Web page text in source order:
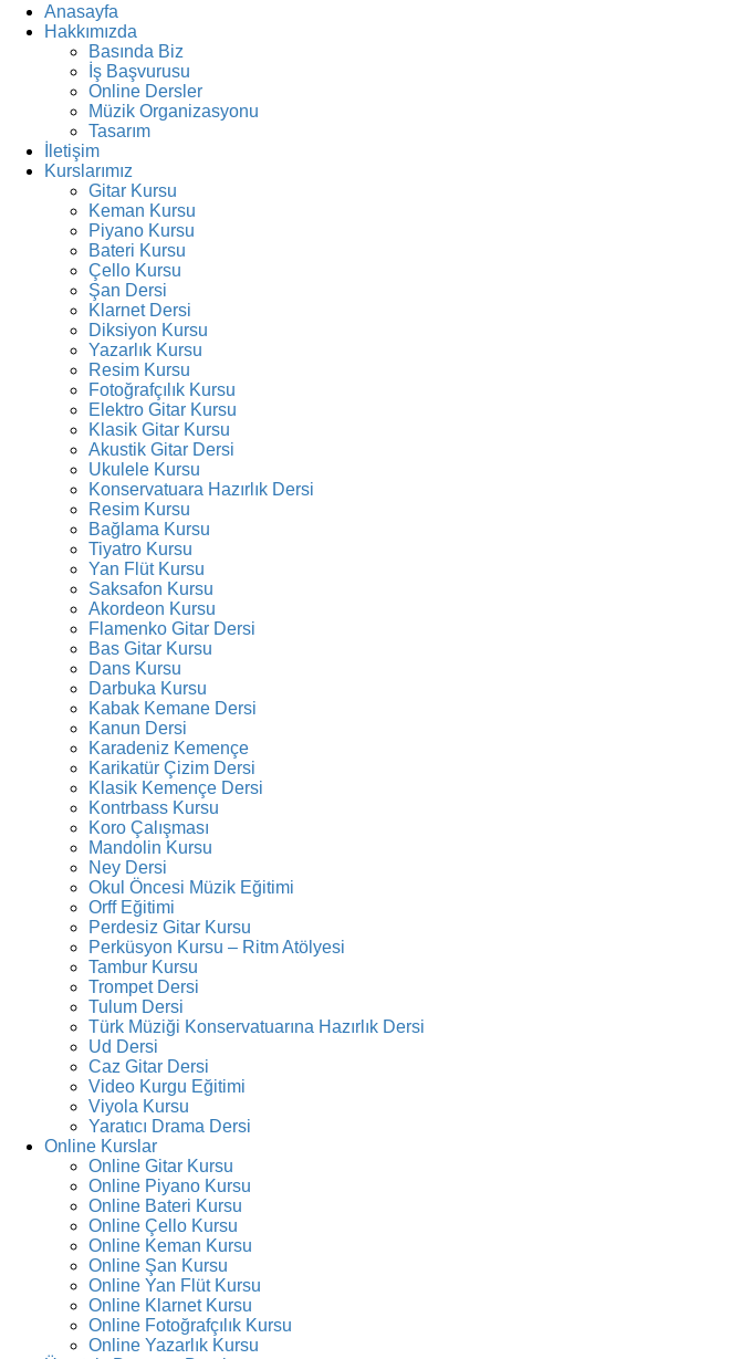
Anasayfa
Hakkımızda
Basında Biz
İş Başvurusu
Online Dersler
Müzik Organizasyonu
Tasarım
İletişim
Kurslarımız
Gitar Kursu
Keman Kursu
Piyano Kursu
Bateri Kursu
Çello Kursu
Şan Dersi
Klarnet Dersi
Diksiyon Kursu
Yazarlık Kursu
Resim Kursu
Fotoğrafçılık Kursu
Elektro Gitar Kursu
Klasik Gitar Kursu
Akustik Gitar Dersi
Ukulele Kursu
Konservatuara Hazırlık Dersi
Resim Kursu
Bağlama Kursu
Tiyatro Kursu
Yan Flüt Kursu
Saksafon Kursu
Akordeon Kursu
Flamenko Gitar Dersi
Bas Gitar Kursu
Dans Kursu
Darbuka Kursu
Kabak Kemane Dersi
Kanun Dersi
Karadeniz Kemençe
Karikatür Çizim Dersi
Klasik Kemençe Dersi
Kontrbass Kursu
Koro Çalışması
Mandolin Kursu
Ney Dersi
Okul Öncesi Müzik Eğitimi
Orff Eğitimi
Perdesiz Gitar Kursu
Perküsyon Kursu – Ritm Atölyesi
Tambur Kursu
Trompet Dersi
Tulum Dersi
Türk Müziği Konservatuarına Hazırlık Dersi
Ud Dersi
Caz Gitar Dersi
Video Kurgu Eğitimi
Viyola Kursu
Yaratıcı Drama Dersi
Online Kurslar
Online Gitar Kursu
Online Piyano Kursu
Online Bateri Kursu
Online Çello Kursu
Online Keman Kursu
Online Şan Kursu
Online Yan Flüt Kursu
Online Klarnet Kursu
Online Fotoğrafçılık Kursu
Online Yazarlık Kursu